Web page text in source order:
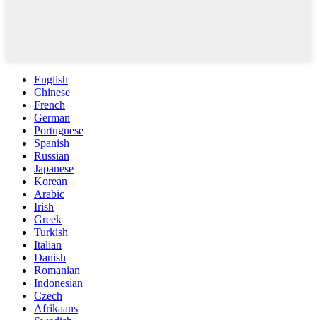
English
Chinese
French
German
Portuguese
Spanish
Russian
Japanese
Korean
Arabic
Irish
Greek
Turkish
Italian
Danish
Romanian
Indonesian
Czech
Afrikaans